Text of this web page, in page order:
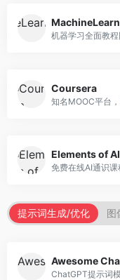
Coursera
Elements of AI
提示词生成/优化 图